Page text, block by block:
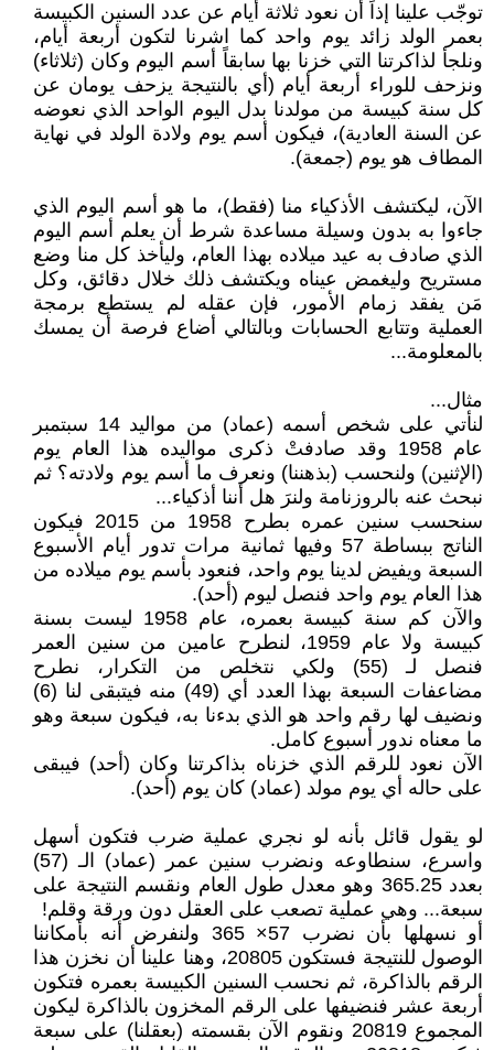
توجّب علينا إذاً أن نعود ثلاثة أيام عن عدد السنين الكبيسة
بعمر الولد زائد يوم واحد كما اشرنا لتكون أربعة أيام،
ونلجأ لذاكرتنا التي خزنا بها سابقاً أسم اليوم وكان (ثلاثاء)
ونزحف للوراء أربعة أيام (أي بالنتيجة يزحف يومان عن
كل سنة كبيسة من مولدنا بدل اليوم الواحد الذي نعوضه
عن السنة العادية)، فيكون أسم يوم ولادة الولد في نهاية
المطاف هو يوم (جمعة).
الآن، ليكتشف الأذكياء منا (فقط)، ما هو أسم اليوم الذي
جاءوا به بدون وسيلة مساعدة شرط أن يعلم أسم اليوم
الذي صادف به عيد ميلاده بهذا العام، وليأخذ كل منا وضع
مستريح وليغمض عيناه ويكتشف ذلك خلال دقائق، وكل
مَن يفقد زمام الأمور، فإن عقله لم يستطع برمجة
العملية وتتابع الحسابات وبالتالي أضاع فرصة أن يمسك
بالمعلومة...
مثال...
لنأتي على شخص أسمه (عماد) من مواليد 14 سبتمبر
عام 1958 وقد صادفتْ ذكرى مواليده هذا العام يوم
(الإثنين) ولنحسب (بذهننا) ونعرف ما أسم يوم ولادته؟ ثم
نبحث عنه بالروزنامة ولنرَ هل أننا أذكياء...
سنحسب سنين عمره بطرح 1958 من 2015 فيكون
الناتج ببساطة 57 وفيها ثمانية مرات تدور أيام الأسبوع
السبعة ويفيض لدينا يوم واحد، فنعود بأسم يوم ميلاده من
هذا العام يوم واحد فنصل ليوم (أحد).
والآن كم سنة كبيسة بعمره، عام 1958 ليست بسنة
كبيسة ولا عام 1959، لنطرح عامين من سنين العمر
فنصل لـ (55) ولكي نتخلص من التكرار، نطرح
مضاعفات السبعة بهذا العدد أي (49) منه فيتبقى لنا (6)
ونضيف لها رقم واحد هو الذي بدءنا به، فيكون سبعة وهو
ما معناه ندور أسبوع كامل.
الآن نعود للرقم الذي خزناه بذاكرتنا وكان (أحد) فيبقى
على حاله أي يوم مولد (عماد) كان يوم (أحد).
لو يقول قائل بأنه لو نجري عملية ضرب فتكون أسهل
واسرع، سنطاوعه ونضرب سنين عمر (عماد) الـ (57)
بعدد 365.25 وهو معدل طول العام ونقسم النتيجة على
سبعة... وهي عملية تصعب على العقل دون ورقة وقلم!
أو نسهلها بأن نضرب 57× 365 ولنفرض أنه بأمكاننا
الوصول للنتيجة فستكون 20805، وهنا علينا أن نخزن هذا
الرقم بالذاكرة، ثم نحسب السنين الكبيسة بعمره فتكون
أربعة عشر فنضيفها على الرقم المخزون بالذاكرة ليكون
المجموع 20819 ونقوم الآن بقسمته (بعقلنا) على سبعة